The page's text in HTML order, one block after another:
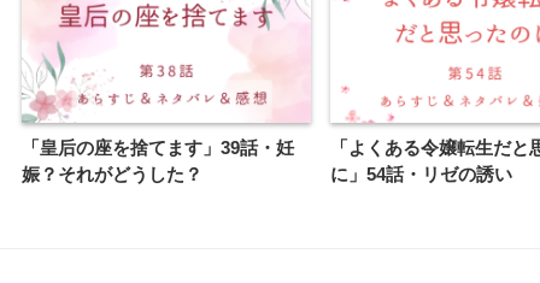
「皇后の座を捨てます」39話・妊
娠？それがどうした？
「よくある令嬢転生だと
に」54話・リゼの誘い